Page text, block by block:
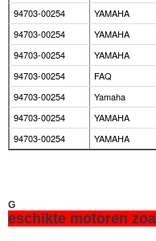
94703-00254
YAMAHA
94703-00254
YAMAHA
94703-00254
YAMAHA
94703-00254
FAQ
94703-00254
Yamaha
94703-00254
YAMAHA
94703-00254
YAMAHA
G
eschikte motoren